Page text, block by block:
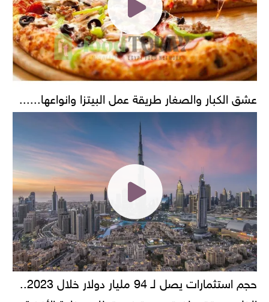
عشق الكبار والصغار طريقة عمل البيتزا وانواعها......